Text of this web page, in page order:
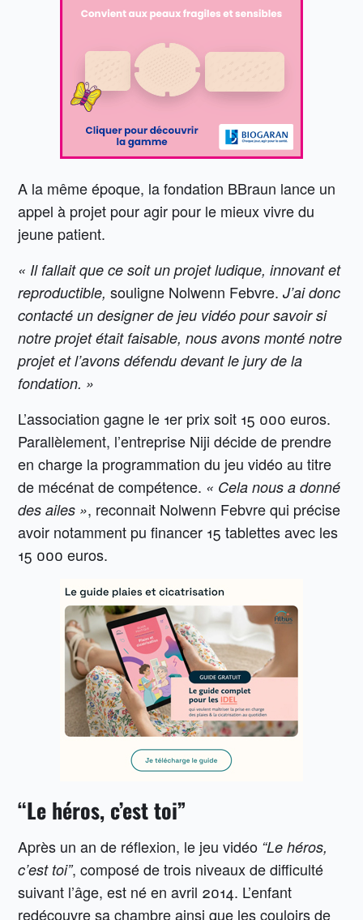
A la même époque, la fondation BBraun lance un
appel à projet pour agir pour le mieux vivre du
jeune patient.
« Il fallait que ce soit un projet ludique, innovant et
reproductible, souligne Nolwenn Febvre.J’ai donc
contacté un designer de jeu vidéo pour savoir si
notre projet était faisable, nous avons monté notre
projet et l’avons défendu devant le jury de la
fondation. »
L’association gagne le 1er prix soit 15 000 euros.
Parallèlement, l’entreprise Niji décide de prendre
en charge la programmation du jeu vidéo au titre
de mécénat de compétence. « Cela nous a donné
des ailes », reconnait Nolwenn Febvre qui précise
avoir notamment pu financer 15 tablettes avec les
15 000 euros.
“Le héros, c’est toi”
Après un an de réflexion, le jeu vidéo “Le héros,
c’est toi”, composé de trois niveaux de difficulté
suivant l’âge, est né en avril 2014. L’enfant
redécouvre sa chambre ainsi que les couloirs de